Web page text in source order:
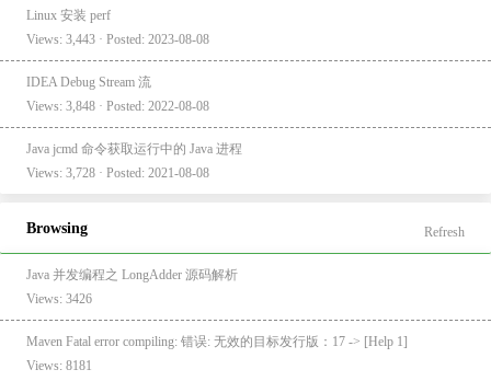
Linux 安装 perf
Views: 3,443 · Posted: 2023-08-08
IDEA Debug Stream 流
Views: 3,848 · Posted: 2022-08-08
Java jcmd 命令获取运行中的 Java 进程
Views: 3,728 · Posted: 2021-08-08
Browsing Refresh
Java 并发编程之 LongAdder 源码解析
Views: 3426
Maven Fatal error compiling: 错误: 无效的目标发行版：17 -> [Help 1]
Views: 8181